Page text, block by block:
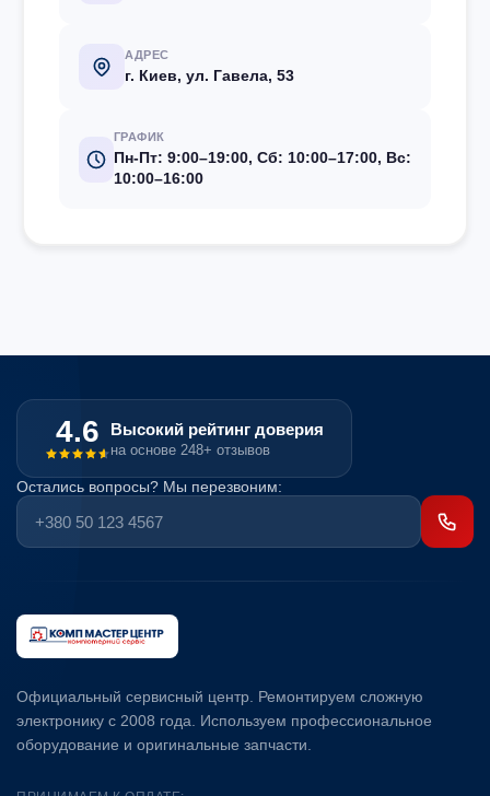
АДРЕС
г. Киев, ул. Гавела, 53
ГРАФИК
Пн-Пт: 9:00–19:00, Сб: 10:00–17:00, Вс:
10:00–16:00
4.6 Высокий рейтинг доверия
на основе 248+ отзывов
Остались вопросы? Мы перезвоним:
Официальный сервисный центр. Ремонтируем сложную
электронику с 2008 года. Используем профессиональное
оборудование и оригинальные запчасти.